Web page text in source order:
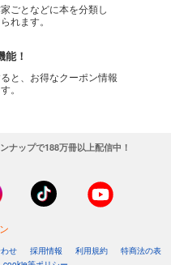
ごとなどに本を分類し
れます。
能！
と、お得なクーポン情報
。
ナップで188万冊以上配信中！
せ 採用情報 利用規約
特商法の表